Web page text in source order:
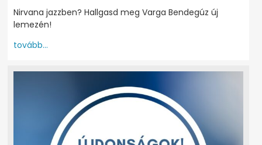
Nirvana jazzben? Hallgasd meg Varga Bendegúz új
lemezén!
tovább...